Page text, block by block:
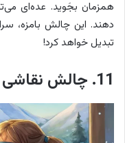
همزمان بجَوید. عده‌ای
دهند. این چالش بامزه،
تبدیل خواهد کرد!
11. چالش نقاشی با چشم بسته